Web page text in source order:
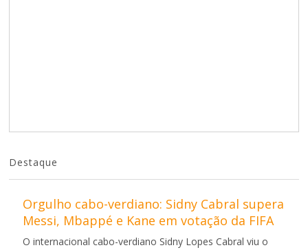
Destaque
Orgulho cabo-verdiano: Sidny Cabral supera
Messi, Mbappé e Kane em votação da FIFA
O internacional cabo-verdiano Sidny Lopes Cabral viu o